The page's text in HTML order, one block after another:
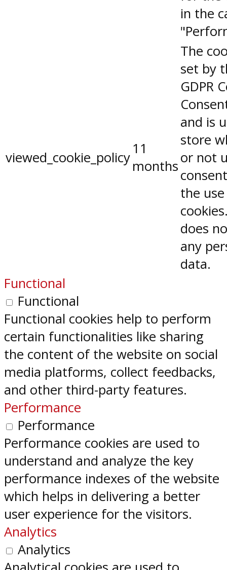
in the
viewed_cookie_policy
11
months
The
set by
GDPR
and is
store
or not
the
does
any
data.
Functional
Functional
Functional cookies help to perform
certain functionalities like sharing
the content of the website on social
media platforms, collect feedbacks,
and other third-party features.
Performance
Performance
Performance cookies are used to
understand and analyze the key
performance indexes of the website
which helps in delivering a better
user experience for the visitors.
Analytics
Analytics